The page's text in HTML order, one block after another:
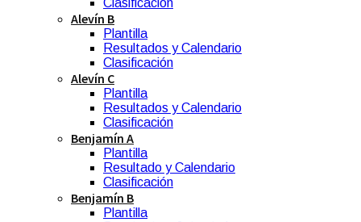
Clasificación
Alevín B
Plantilla
Resultados y Calendario
Clasificación
Alevín C
Plantilla
Resultados y Calendario
Clasificación
Benjamín A
Plantilla
Resultado y Calendario
Clasificación
Benjamín B
Plantilla